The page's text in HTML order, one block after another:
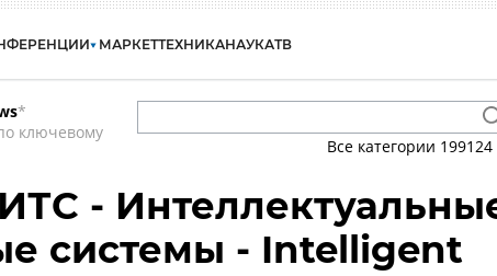
МАРКЕТТЕХНИКАНАУКАТВ
*
ключевому
Все категории 199124
-
системы - Intelligent